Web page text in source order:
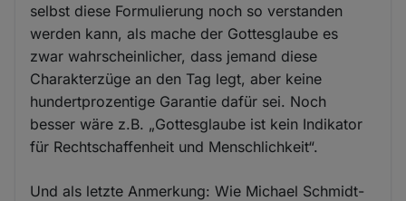
selbst diese Formulierung noch so verstanden
werden kann, als mache der Gottesglaube es
zwar wahrscheinlicher, dass jemand diese
Charakterzüge an den Tag legt, aber keine
hundertprozentige Garantie dafür sei. Noch
besser wäre z.B. „Gottesglaube ist kein Indikator
für Rechtschaffenheit und Menschlichkeit“.
Und als letzte Anmerkung: Wie Michael Schmidt-